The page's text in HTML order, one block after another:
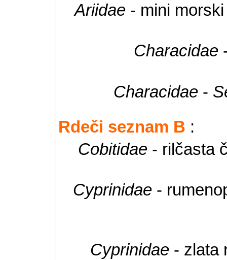
Ariidae - mini
Characidae
Characidae-
Rdeči seznam B :
Cobitidae - rilčasta
Cyprinidae -
Cyprinidae- zlata